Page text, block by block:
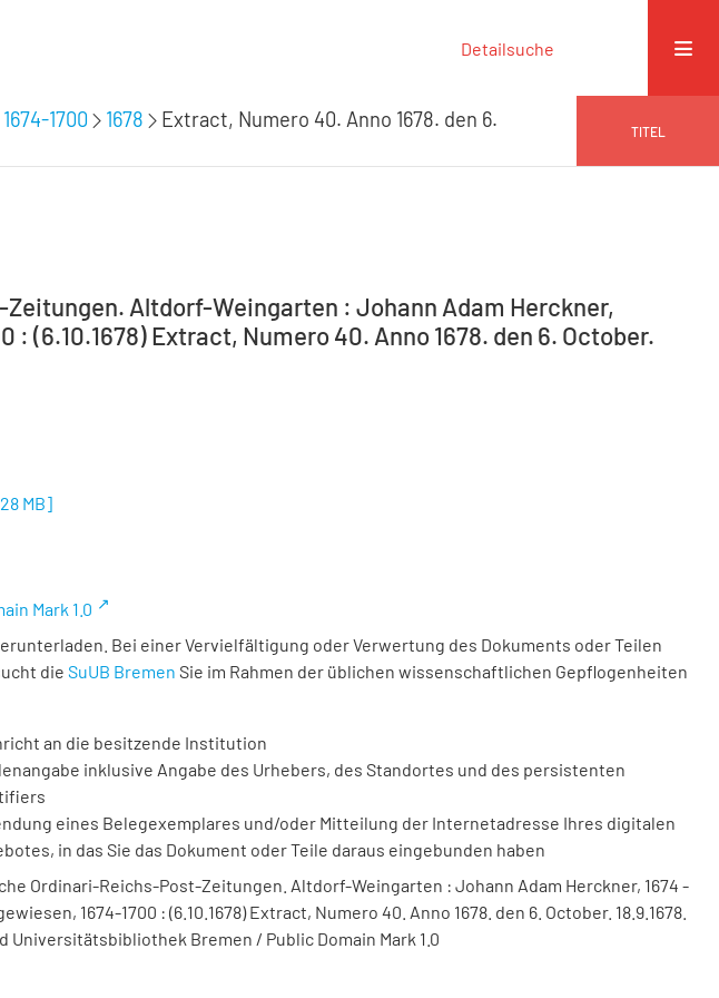
Detailsuche
1700 1678
Extract, Numero 40. Anno 1678. den 6.
TITEL
Altdorf-Weingarten : Johann Adam Herckner,
: (6.10.1678) Extract, Numero 40. Anno 1678. den 6. October.
MB]
Mark 1.0
Bei einer Vervielfältigung oder Verwertung des Dokuments oder Teilen
die SuUB Bremen Sie im Rahmen der üblichen wissenschaftlichen Gepflogenheiten
an die besitzende Institution
inklusive Angabe des Urhebers, des Standortes und des persistenten
eines Belegexemplares und/oder Mitteilung der Internetadresse Ihres digitalen
in das Sie das Dokument oder Teile daraus eingebunden haben
Ordinari-Reichs-Post-Zeitungen. Altdorf-Weingarten : Johann Adam Herckner, 1674 -
1674-1700 : (6.10.1678) Extract, Numero 40. Anno 1678. den 6. October. 18.9.1678.
Universitätsbibliothek Bremen / Public Domain Mark 1.0